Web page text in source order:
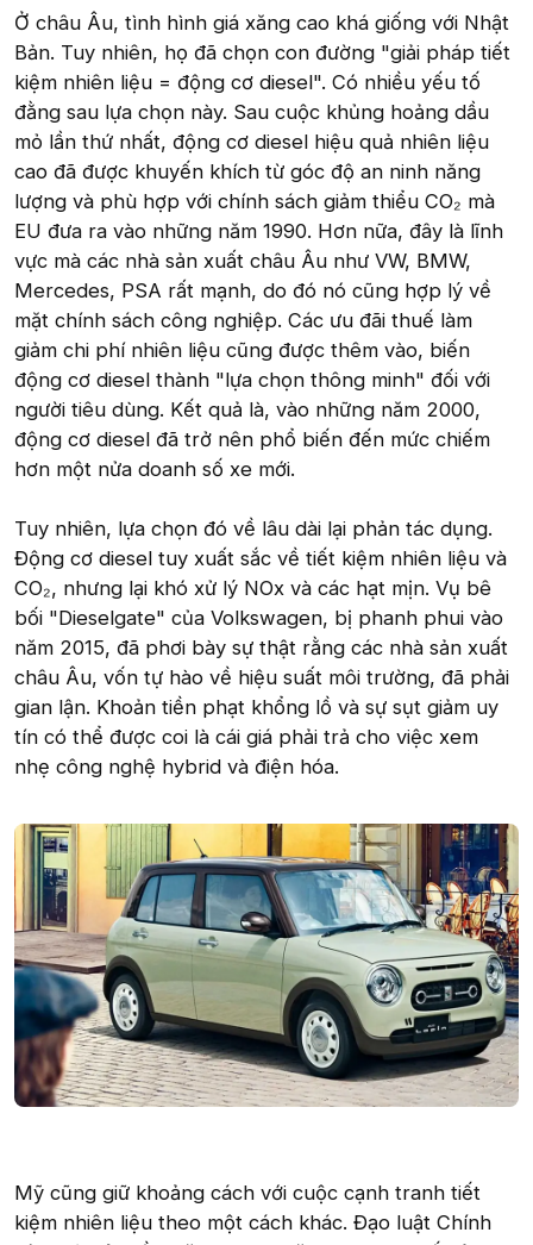
Ở châu Âu, tình hình giá xăng cao khá giống với Nhật
Bản. Tuy nhiên, họ đã chọn con đường "giải pháp tiết
kiệm nhiên liệu = động cơ diesel". Có nhiều yếu tố
đằng sau lựa chọn này. Sau cuộc khủng hoảng dầu
mỏ lần thứ nhất, động cơ diesel hiệu quả nhiên liệu
cao đã được khuyến khích từ góc độ an ninh năng
lượng và phù hợp với chính sách giảm thiểu CO₂ mà
EU đưa ra vào những năm 1990. Hơn nữa, đây là lĩnh
vực mà các nhà sản xuất châu Âu như VW, BMW,
Mercedes, PSA rất mạnh, do đó nó cũng hợp lý về
mặt chính sách công nghiệp. Các ưu đãi thuế làm
giảm chi phí nhiên liệu cũng được thêm vào, biến
động cơ diesel thành "lựa chọn thông minh" đối với
người tiêu dùng. Kết quả là, vào những năm 2000,
động cơ diesel đã trở nên phổ biến đến mức chiếm
hơn một nửa doanh số xe mới.
Tuy nhiên, lựa chọn đó về lâu dài lại phản tác dụng.
Động cơ diesel tuy xuất sắc về tiết kiệm nhiên liệu và
CO₂, nhưng lại khó xử lý NOx và các hạt mịn. Vụ bê
bối "Dieselgate" của Volkswagen, bị phanh phui vào
năm 2015, đã phơi bày sự thật rằng các nhà sản xuất
châu Âu, vốn tự hào về hiệu suất môi trường, đã phải
gian lận. Khoản tiền phạt khổng lồ và sự sụt giảm uy
tín có thể được coi là cái giá phải trả cho việc xem
nhẹ công nghệ hybrid và điện hóa.
Mỹ cũng giữ khoảng cách với cuộc cạnh tranh tiết
kiệm nhiên liệu theo một cách khác. Đạo luật Chính